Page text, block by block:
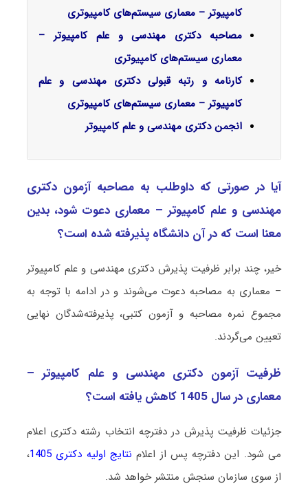
کامپیوتر – معماری سیستم‌های کامپیوتری
مصاحبه دکتری مهندسی و علم کامپیوتر –
معماری سیستم‌های کامپیوتری
کارنامه و رتبه قبولی دکتری مهندسی و علم
کامپیوتر – معماری سیستم‌های کامپیوتری
انجمن دکتری مهندسی و علم کامپیوتر
آیا در صورتی که داوطلب به مصاحبه آزمون دکتری
مهندسی و علم کامپیوتر – معماری دعوت شود، بدین
معنا است که در آن دانشگاه پذیرفته شده است؟
خیر، چند برابر ظرفیت پذیرش دکتری مهندسی و علم کامپیوتر
– معماری به مصاحبه دعوت می‌شوند و در ادامه با توجه به
مجموع نمره مصاحبه و آزمون کتبی، پذیرفته‌شدگان نهایی
تعیین می‌گردند.
ظرفیت آزمون دکتری مهندسی و علم کامپیوتر –
معماری در سال 1405 کاهش یافته است؟
جزئیات ظرفیت پذیرش در دفترچه انتخاب رشته دکتری اعلام
می شود. این دفترچه پس از اعلام نتایج اولیه دکتری 1405
،
از سوی سازمان سنجش منتشر خواهد شد.